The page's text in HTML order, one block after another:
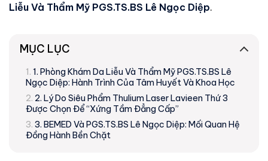
Liễu Và Thẩm Mỹ PGS.TS.BS Lê Ngọc Diệp.
MỤC LỤC
1. Phòng Khám Da Liễu Và Thẩm Mỹ PGS.TS.BS Lê
Ngọc Diệp: Hành Trình Của Tâm Huyết Và Khoa Học
2. Lý Do Siêu Phẩm Thulium Laser Lavieen Thứ 3
Được Chọn Để “Xứng Tầm Đẳng Cấp”
3. BEMED Và PGS.TS.BS Lê Ngọc Diệp: Mối Quan Hệ
Đồng Hành Bền Chặt